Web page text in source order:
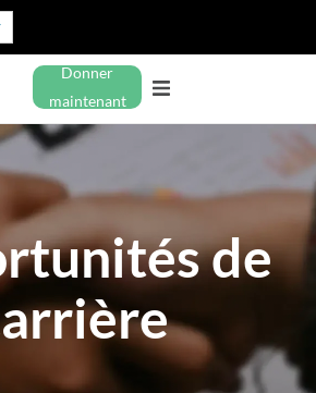
Donner
maintenant
de